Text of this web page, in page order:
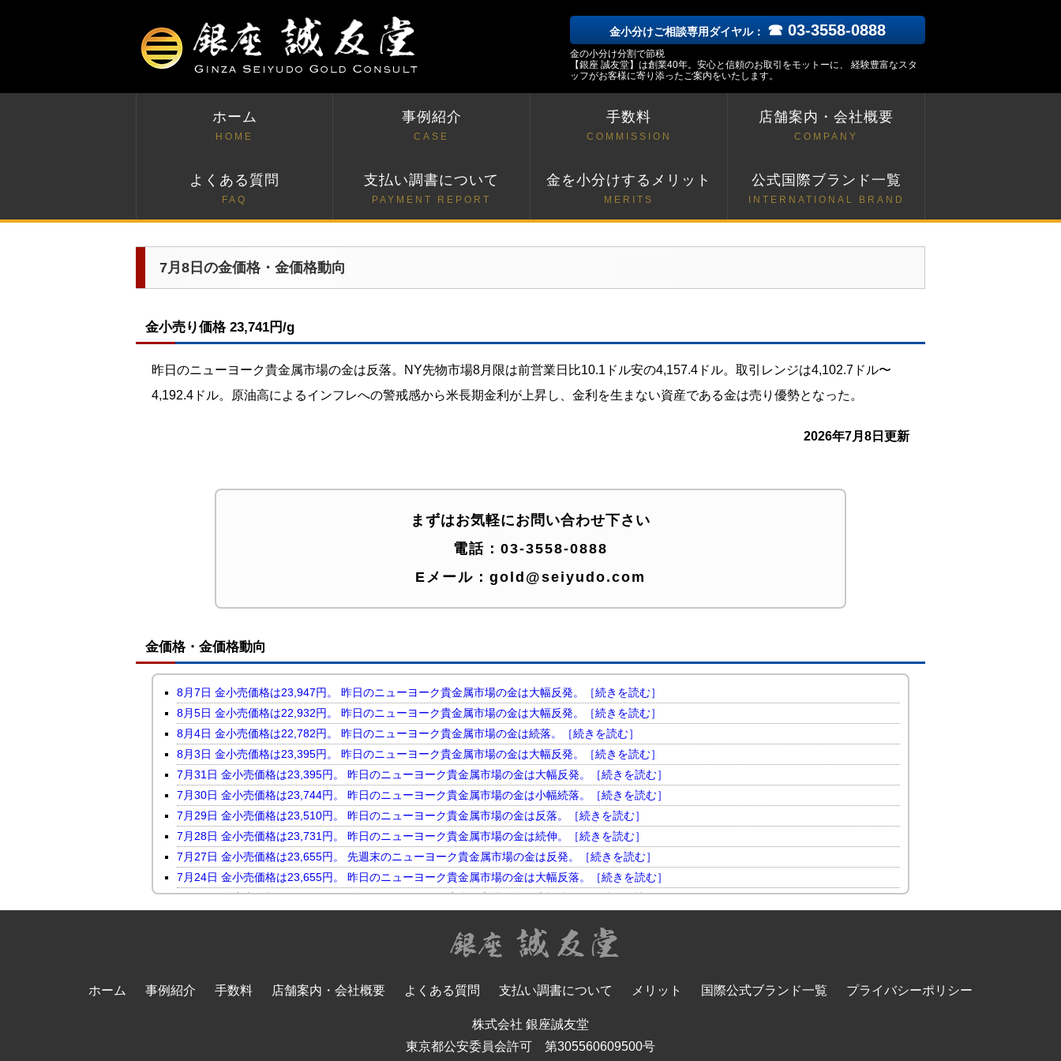
金小分けご相談専用ダイヤル： ☎ 03-3558-0888
金の小分け分割で節税
【銀座 誠友堂】は創業40年。安心と信頼のお取引をモットーに、 経験豊富なスタ
ッフがお客様に寄り添ったご案内をいたします。
ホーム
HOME
事例紹介
CASE
手数料
COMMISSION
店舗案内・会社概要
COMPANY
よくある質問
FAQ
支払い調書について
PAYMENT REPORT
金を小分けするメリット
MERITS
公式国際ブランド一覧
INTERNATIONAL BRAND
7月8日の金価格・金価格動向
金小売り価格 23,741円/g
昨日のニューヨーク貴金属市場の金は反落。NY先物市場8月限は前営業日比10.1ドル安の4,157.4ドル。取引レンジは4,102.7ドル〜
4,192.4ドル。原油高によるインフレへの警戒感から米長期金利が上昇し、金利を生まない資産である金は売り優勢となった。
2026年7月8日更新
まずはお気軽にお問い合わせ下さい
電話： 03-3558-0888
Eメール： gold@seiyudo.com
金価格・金価格動向
8月7日 金小売価格は23,947円。 昨日のニューヨーク貴金属市場の金は大幅反発。［続きを読む］
8月5日 金小売価格は22,932円。 昨日のニューヨーク貴金属市場の金は大幅反発。［続きを読む］
8月4日 金小売価格は22,782円。 昨日のニューヨーク貴金属市場の金は続落。［続きを読む］
8月3日 金小売価格は23,395円。 昨日のニューヨーク貴金属市場の金は大幅反発。［続きを読む］
7月31日 金小売価格は23,395円。 昨日のニューヨーク貴金属市場の金は大幅反発。［続きを読む］
7月30日 金小売価格は23,744円。 昨日のニューヨーク貴金属市場の金は小幅続落。［続きを読む］
7月29日 金小売価格は23,510円。 昨日のニューヨーク貴金属市場の金は反落。［続きを読む］
7月28日 金小売価格は23,731円。 昨日のニューヨーク貴金属市場の金は続伸。［続きを読む］
7月27日 金小売価格は23,655円。 先週末のニューヨーク貴金属市場の金は反発。［続きを読む］
7月24日 金小売価格は23,655円。 昨日のニューヨーク貴金属市場の金は大幅反落。［続きを読む］
7月23日 金小売価格は24,046円。 昨日のニューヨーク貴金属市場の金は大幅続伸。［続きを読む］
7月21日 金小売価格は23,247円。 昨日のニューヨーク貴金属市場の金は小幅反落。［続きを読む］
7月17日 金小売価格は23,118円。 昨日のニューヨーク貴金属市場の金は大幅続落。［続きを読む］
7月15日 金小売価格は23,464円。 昨日のニューヨーク貴金属市場の金は大幅反発。［続きを読む］
7月14日 金小売価格は23,098円。 昨日のニューヨーク貴金属市場の金は大幅続落。［続きを読む］
7月13日 金小売価格は23,569円。 先週末のニューヨーク貴金属市場の金は反落。［続きを読む］
ホーム 事例紹介 手数料 店舗案内・会社概要 よくある質問 支払い調書について メリット 国際公式ブランド一覧 プライバシーポリシー
株式会社 銀座誠友堂
東京都公安委員会許可 第305560609500号